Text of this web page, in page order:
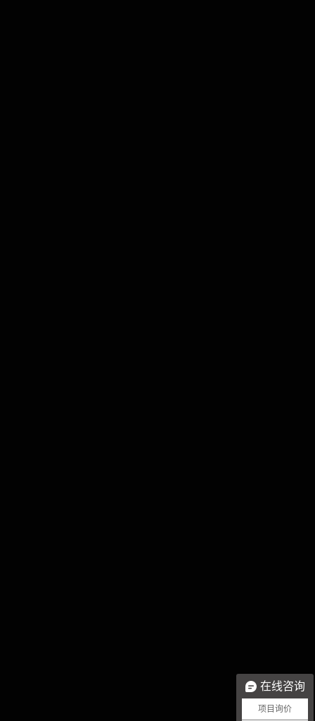
在线咨询
项目询价